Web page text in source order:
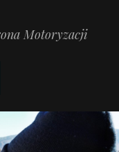
Motoryzacji